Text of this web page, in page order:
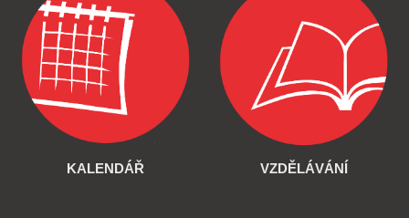
KALENDÁŘ VZDĚLÁVÁNÍ